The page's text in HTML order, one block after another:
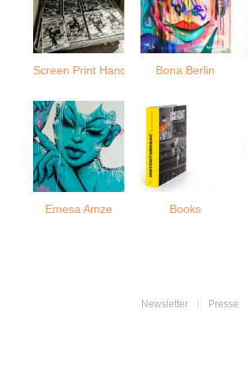
Screen Print Handmade Bona Berlin
Emesa Amze Books
Newsletter Presse